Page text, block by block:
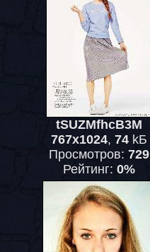
tSUZMfhcB3M
767x1024, 74 kБ
Просмотров: 729
Рейтинг: 0%